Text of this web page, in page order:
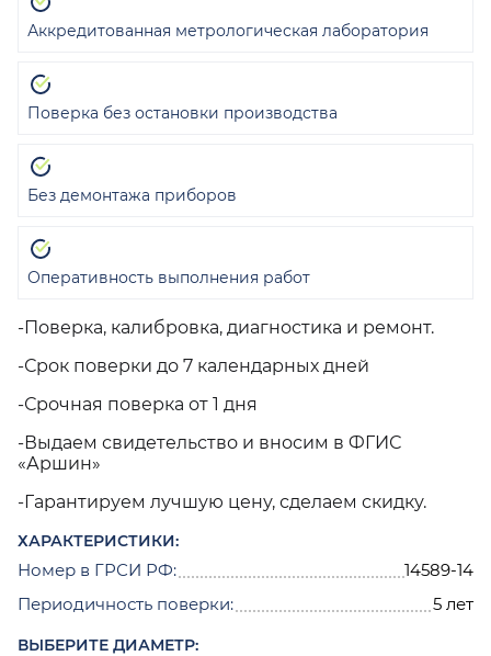
-Поверка, калибровка, диагностика и ремонт.
-Срок поверки до 7 календарных дней
-Срочная поверка от 1 дня
-Выдаем свидетельство и вносим в ФГИС
«Аршин»
-Гарантируем лучшую цену, сделаем скидку.
ХАРАКТЕРИСТИКИ:
Номер в ГРСИ РФ:
14589-14
Периодичность поверки:
5 лет
ВЫБЕРИТЕ ДИАМЕТР:
Аккредитованная метрологическая лаборатория
Поверка без остановки производства
Без демонтажа приборов
Оперативность выполнения работ